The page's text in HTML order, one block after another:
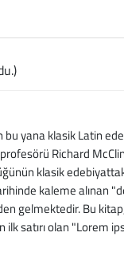
yana klasik Latin
Richard
klasik
kaleme alınan
gelmektedir. Bu
satırı olan "Lorem